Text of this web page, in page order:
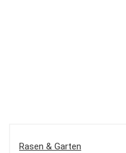
Rasen & Garten